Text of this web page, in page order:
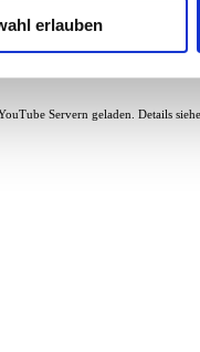
erlauben
Servern geladen. Details